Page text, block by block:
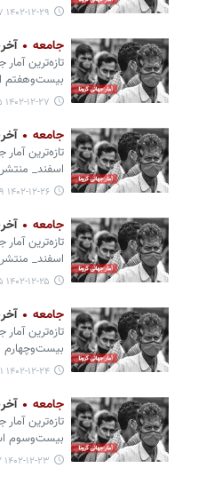
۱۴۰۲-۱۲-۲۹ ۱۰:۳۷
جامعه آخرین
تازه‌ترین
بیست‌وهفتم
۱۴۰۲-۱۲-۲۷ ۱۱:۳۵
جامعه آخرین
تازه‌ترین
اسفند_
۱۴۰۲-۱۲-۲۶ ۱۴:۱۹
جامعه آخرین
تازه‌ترین
اسفند_
۱۴۰۲-۱۲-۲۵ ۰۹:۵۵
جامعه آخرین
تازه‌ترین
بیست‌وچهارم
۱۴۰۲-۱۲-۲۴ ۱۱:۱۱
جامعه آخرین
تازه‌ترین
بیست‌وسوم
۱۴۰۲-۱۲-۲۳ ۱۲:۰۲